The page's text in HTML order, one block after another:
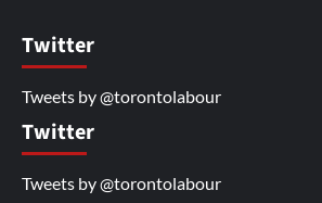
Twitter
Tweets by @torontolabour
Twitter
Tweets by @torontolabour